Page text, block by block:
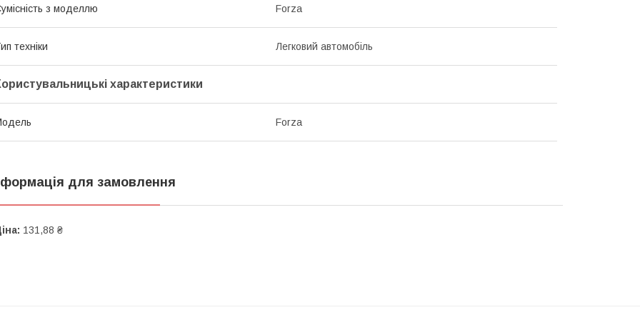
з моделлю Forza
техніки Легковий автомобіль
характеристики
Forza
для замовлення
131,88 ₴